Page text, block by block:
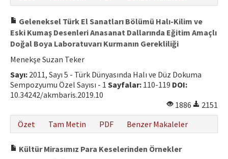
Geleneksel Türk El Sanatları Bölümü Halı-Kilim ve
Eski Kumaş Desenleri Anasanat Dallarında Eğitim Amaçlı
Doğal Boya Laboratuvarı Kurmanın Gerekliliği
Menekşe Suzan Teker
Sayı: 2011, Sayı 5 - Türk Dünyasında Halı ve Düz Dokuma
Sempozyumu Özel Sayısı - 1 Sayfalar: 110-119 DOI:
10.34242/akmbaris.2019.10
1886
2151
Özet
Tam Metin PDF Benzer Makaleler
Kültür Mirasımız Para Keselerinden Örnekler